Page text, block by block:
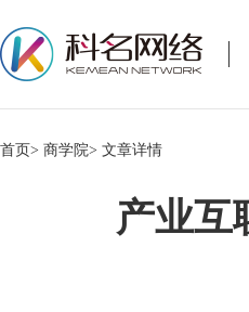
首页> 商学院> 文章详情
产业互